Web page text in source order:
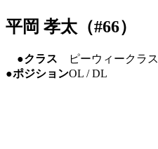
平岡 孝太（#66）
●クラス ピーウィークラス
●ポジションOL / DL